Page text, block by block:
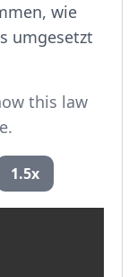
wie
umgesetzt
this law
1.5x